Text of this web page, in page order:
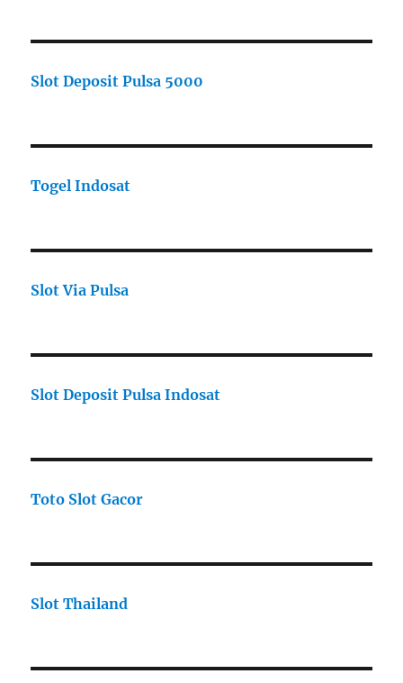
Slot Deposit Pulsa 5000
Togel Indosat
Slot Via Pulsa
Slot Deposit Pulsa Indosat
Toto Slot Gacor
Slot Thailand